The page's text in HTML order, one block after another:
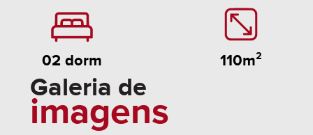
02 dorm 110m²
Galeria de
imagens